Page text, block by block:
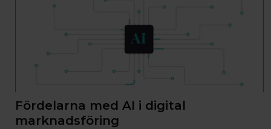
Fördelarna med AI i digital
marknadsföring